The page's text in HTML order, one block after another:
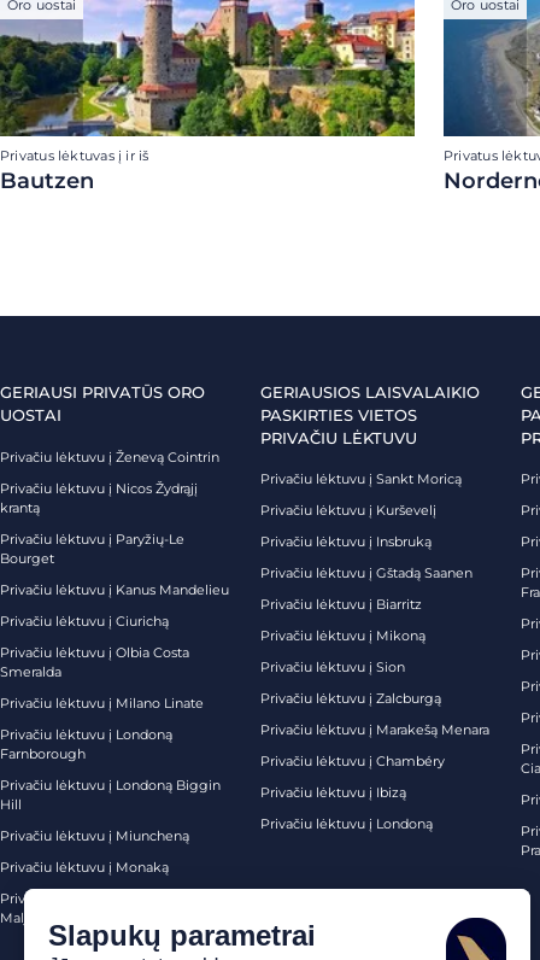
Oro uostai
Privatus lėktuvas į ir iš
Bautzen
Oro uostai
Privatus
GERIAUSI PRIVATŪS ORO
UOSTAI
Privačiu lėktuvu į Ženevą Cointrin
Privačiu lėktuvu į Nicos Žydrąjį
krantą
Privačiu lėktuvu į Paryžių-Le
Bourget
Privačiu lėktuvu į Kanus Mandelieu
Privačiu lėktuvu į Ciurichą
Privačiu lėktuvu į Olbia Costa
Smeralda
Privačiu lėktuvu į Milano Linate
Privačiu lėktuvu į Londoną
Farnborough
Privačiu lėktuvu į Londoną Biggin
Hill
Privačiu lėktuvu į Miuncheną
Privačiu lėktuvu į Monaką
Privačiu lėktuvu į Palma de
Maljorką
GERIAUSIOS LAISVALAIKIO
PASKIRTIES VIETOS
PRIVAČIU LĖKTUVU
Privačiu lėktuvu į Sankt Moricą
Privačiu lėktuvu į Kurševelį
Privačiu lėktuvu į Insbruką
Privačiu lėktuvu į Gštadą Saanen
Privačiu lėktuvu į Biarritz
Privačiu lėktuvu į Mikoną
Privačiu lėktuvu į Sion
Privačiu lėktuvu į Zalcburgą
Privačiu lėktuvu į Marakešą Menara
Privačiu lėktuvu į Chambéry
Privačiu lėktuvu į Ibizą
Privačiu lėktuvu į Londoną